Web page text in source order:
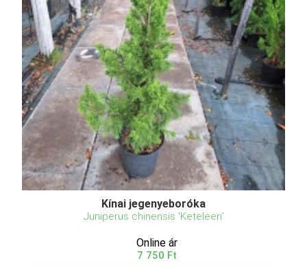
Kínai jegenyeboróka
Juniperus chinensis 'Keteleeri'
Online ár
7 750 Ft